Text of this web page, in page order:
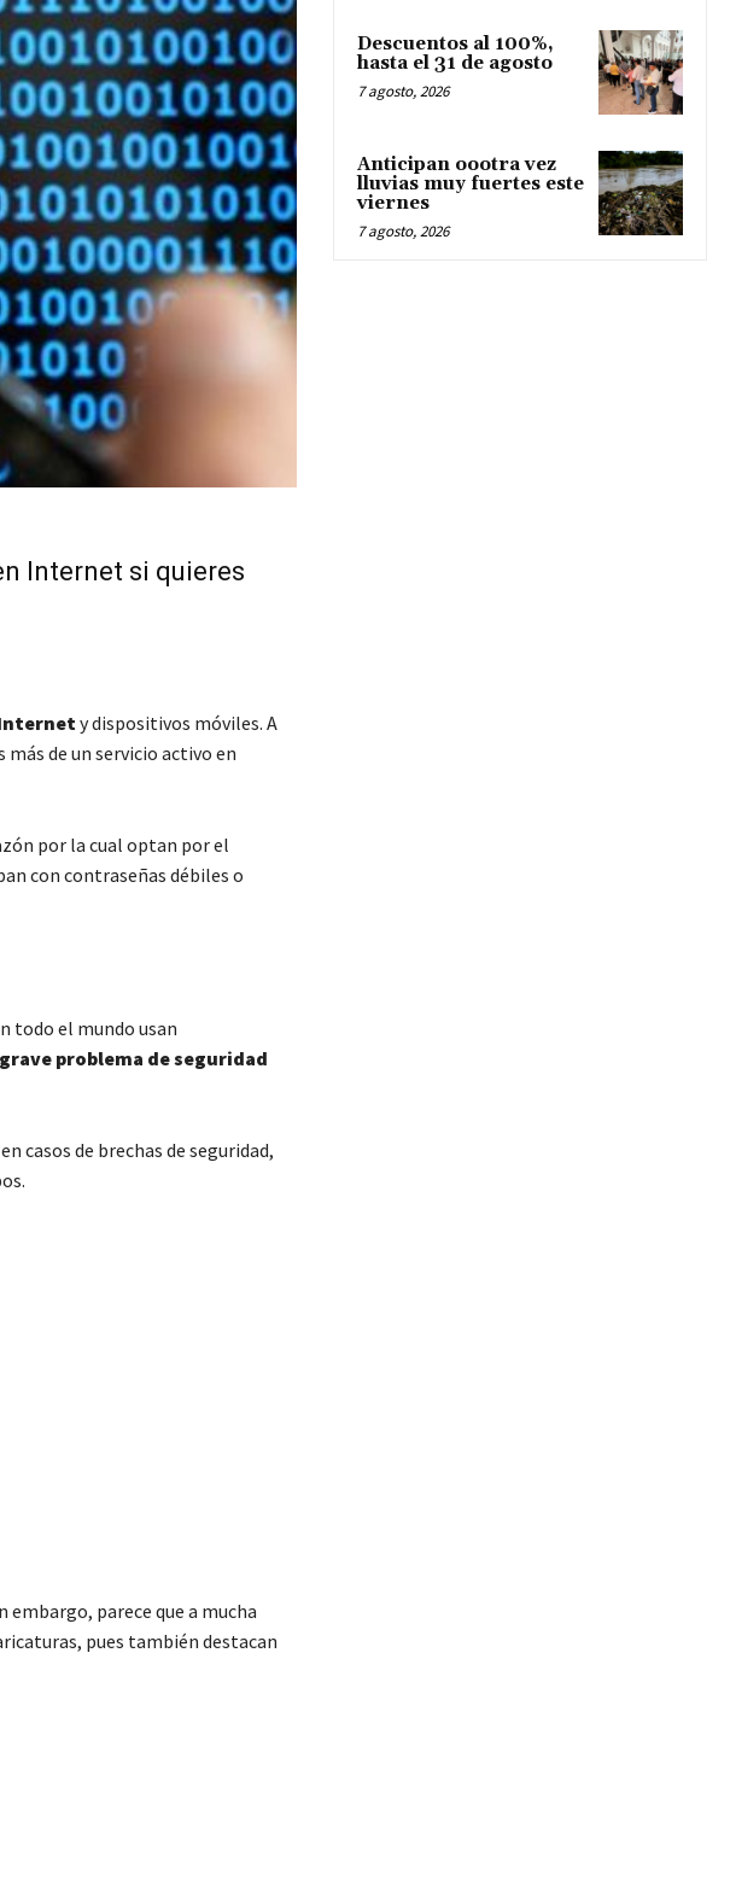
Internet si quieres
y dispositivos móviles. A
de un servicio activo en
por la cual optan por el
con contraseñas débiles o
todo el mundo usan
grave problema de seguridad
casos de brechas de seguridad,
embargo, parece que a mucha
pues también destacan
Descuentos al 100%,
hasta el 31 de agosto
7 agosto, 2026
Anticipan oootra vez
lluvias muy fuertes este
viernes
7 agosto, 2026